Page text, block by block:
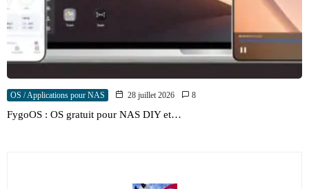
OS / Applications pour NAS 28 juillet 2026 8
FygoOS : OS gratuit pour NAS DIY et…